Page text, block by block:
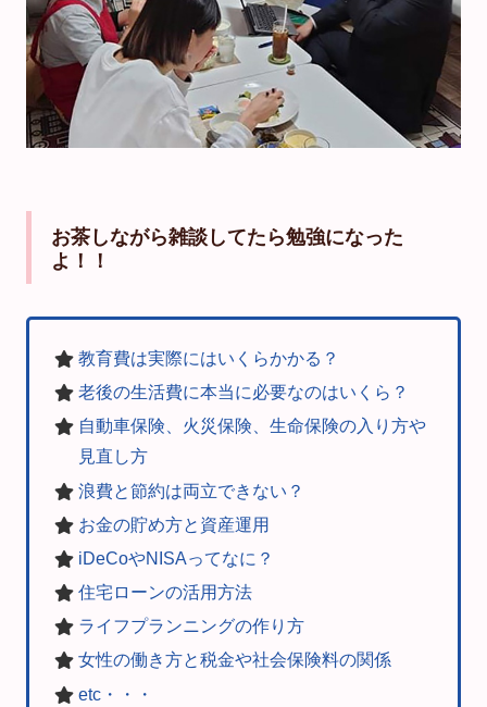
お茶しながら雑談してたら勉強になった
よ！！
教育費は実際にはいくらかかる？
老後の生活費に本当に必要なのはいくら？
自動車保険、火災保険、生命保険の入り方や
見直し方
浪費と節約は両立できない？
お金の貯め方と資産運用
iDeCoやNISAってなに？
住宅ローンの活用方法
ライフプランニングの作り方
女性の働き方と税金や社会保険料の関係
etc・・・